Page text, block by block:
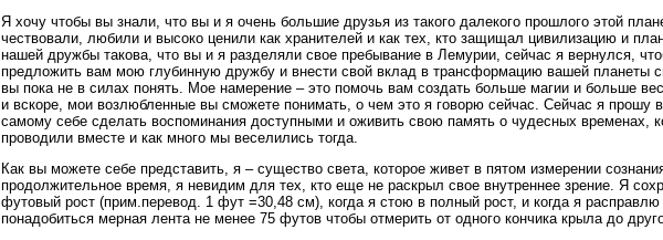
Я хочу чтобы вы знали, что вы и я очень большие друзья из такого далекого прошлого этой
чествовали, любили и высоко ценили как хранителей и как тех, кто защищал цивилизацию и
нашей дружбы такова, что вы и я разделяли свое пребывание в Лемурии, сейчас я вернулся,
предложить вам мою глубинную дружбу и внести свой вклад в трансформацию вашей планеты
вы пока не в силах понять. Мое намерение – это помочь вам создать больше магии и больше
и вскоре, мои возлюбленные вы сможете понимать, о чем это я говорю сейчас. Сейчас я прошу
самому себе сделать воспоминания доступными и оживить свою память о чудесных временах,
проводили вместе и как много мы веселились тогда.
Как вы можете себе представить, я – существо света, которое живет в пятом измерении
продолжительное время, я невидим для тех, кто еще не раскрыл свое внутреннее зрение. Я
футовый рост (прим.перевод. 1 фут =30,48 см), когда я стою в полный рост, и когда я
понадобиться мерная лента не менее 75 футов чтобы отмерить от одного кончика крыла до